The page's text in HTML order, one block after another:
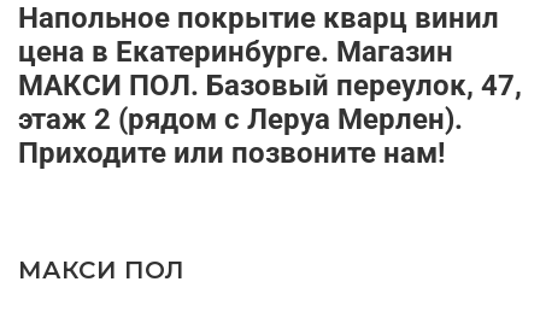
Напольное покрытие кварц винил
цена в Екатеринбурге. Магазин
МАКСИ ПОЛ. Базовый переулок, 47,
этаж 2 (рядом с Леруа Мерлен).
Приходите или позвоните нам!
МАКСИ ПОЛ